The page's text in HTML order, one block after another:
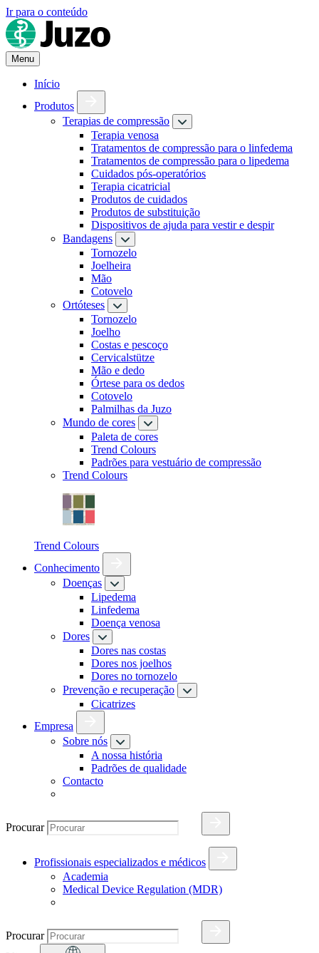
Ir para o conteúdo
Menu
Início
Produtos
Terapias de compressão
Terapia venosa
Tratamentos de compressão para o linfedema
Tratamentos de compressão para o lipedema
Cuidados pós-operatórios
Terapia cicatricial
Produtos de cuidados
Produtos de substituição
Dispositivos de ajuda para vestir e despir
Bandagens
Tornozelo
Joelheira
Mão
Cotovelo
Ortóteses
Tornozelo
Joelho
Costas e pescoço
Cervicalstütze
Mão e dedo
Órtese para os dedos
Cotovelo
Palmilhas da Juzo
Mundo de cores
Paleta de cores
Trend Colours
Padrões para vestuário de compressão
Trend Colours
Trend Colours
Conhecimento
Doenças
Lipedema
Linfedema
Doença venosa
Dores
Dores nas costas
Dores nos joelhos
Dores no tornozelo
Prevenção e recuperação
Cicatrizes
Empresa
Sobre nós
A nossa história
Padrões de qualidade
Contacto
Procurar
Profissionais especializados e médicos
Academia
Medical Device Regulation (MDR)
Procurar